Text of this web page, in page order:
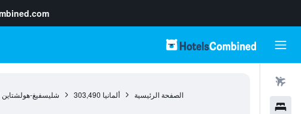
الصفحة الرئيسية ألمانيا 303,490 شليسفيغ-هولشتاين